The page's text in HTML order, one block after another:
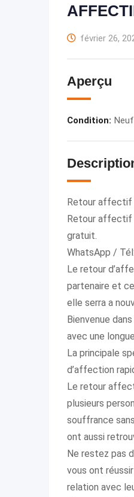
février 26,
Aperçu
Condition: Neuf
Retour affectif
Retour affectif
gratuit.
WhatsApp /
Le retour
partenaire et
elle serra a
Bienvenue
avec une
La principale
d’affection
Le retour
plusieurs
souffrance
ont aussi
Ne restez pas
vous ont
relation avec